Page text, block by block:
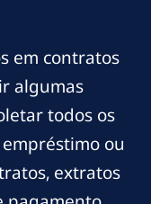
em contratos
algumas
todos os
ou
extratos